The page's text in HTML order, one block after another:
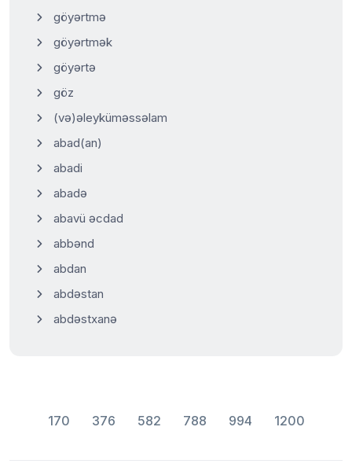
göyərtmə
göyərtmək
göyərtə
göz
(və)əleyküməssəlam
abad(an)
abadi
abadə
abavü əcdad
abbənd
abdan
abdəstan
abdəstxanə
170 376 582 788 994 1200